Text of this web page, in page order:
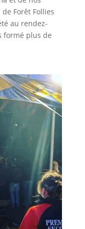
Forêt Follies
au rendez-
formé plus de